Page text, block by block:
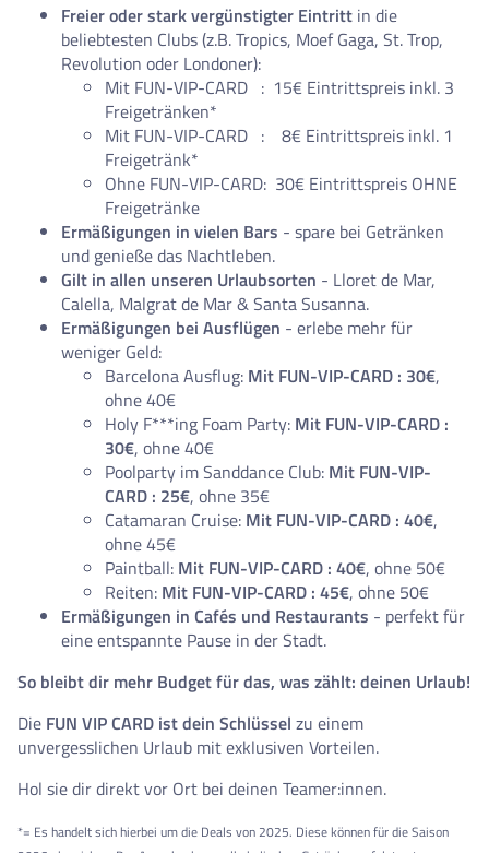
Freier oder stark vergünstigter Eintritt in die
beliebtesten Clubs (z.B. Tropics, Moef Gaga, St. Trop,
Revolution oder Londoner):
Mit FUN-VIP-CARD : 15€ Eintrittspreis inkl. 3
Freigetränken*
Mit FUN-VIP-CARD : 8€ Eintrittspreis inkl. 1
Freigetränk*
Ohne FUN-VIP-CARD: 30€ Eintrittspreis OHNE
Freigetränke
Ermäßigungen in vielen Bars - spare bei Getränken
und genieße das Nachtleben.
Gilt in allen unseren Urlaubsorten - Lloret de Mar,
Calella, Malgrat de Mar & Santa Susanna.
Ermäßigungen bei Ausflügen - erlebe mehr für
weniger Geld:
Barcelona Ausflug: Mit FUN-VIP-CARD : 30€,
ohne 40€
Holy F***ing Foam Party: Mit FUN-VIP-CARD :
30€, ohne 40€
Poolparty im Sanddance Club: Mit FUN-VIP-
CARD : 25€, ohne 35€
Catamaran Cruise: Mit FUN-VIP-CARD : 40€,
ohne 45€
Paintball: Mit FUN-VIP-CARD : 40€, ohne 50€
Reiten: Mit FUN-VIP-CARD : 45€, ohne 50€
Ermäßigungen in Cafés und Restaurants - perfekt für
eine entspannte Pause in der Stadt.
So bleibt dir mehr Budget für das, was zählt: deinen Urlaub!
Die FUN VIP CARD ist dein Schlüssel zu einem
unvergesslichen Urlaub mit exklusiven Vorteilen.
Hol sie dir direkt vor Ort bei deinen Teamer:innen.
*= Es handelt sich hierbei um die Deals von 2025. Diese können für die Saison